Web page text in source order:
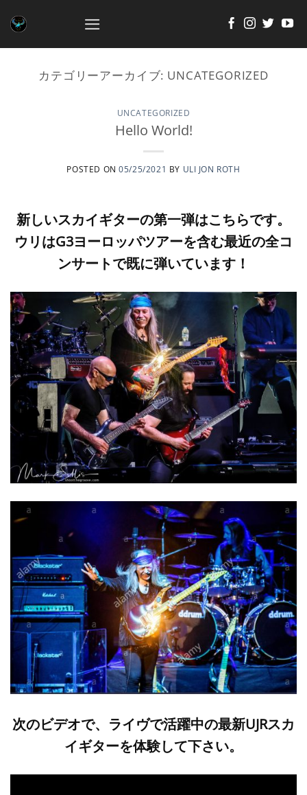
カテゴリーアーカイブ: UNCATEGORIZED
UNCATEGORIZED
Hello World!
POSTED ON05/25/2021 BY ULI JON ROTH
新しいスカイギターの第一弾はこちらです。
ウリはG3ヨーロッパツアーを含む最近の全コ
ンサートで既に弾いています！
次のビデオで、ライヴで活躍中の最新UJRスカ
イギターを体験して下さい。